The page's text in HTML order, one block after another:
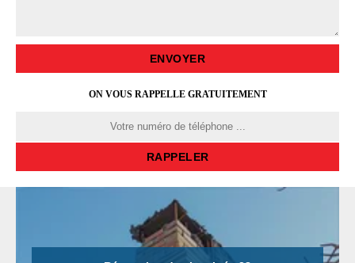
ON VOUS RAPPELLE GRATUITEMENT